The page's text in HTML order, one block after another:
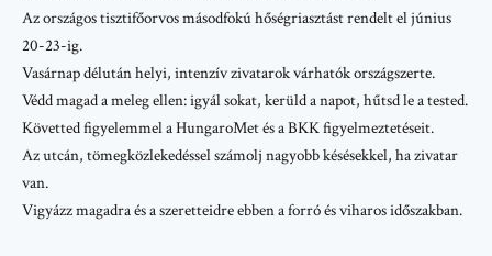
Az országos tisztifőorvos másodfokú hőségriasztást rendelt el június
20-23-ig.
Vasárnap délután helyi, intenzív zivatarok várhatók országszerte.
Védd magad a meleg ellen: igyál sokat, kerüld a napot, hűtsd le a tested.
Követted figyelemmel a HungaroMet és a BKK figyelmeztetéseit.
Az utcán, tömegközlekedéssel számolj nagyobb késésekkel, ha zivatar
van.
Vigyázz magadra és a szeretteidre ebben a forró és viharos időszakban.